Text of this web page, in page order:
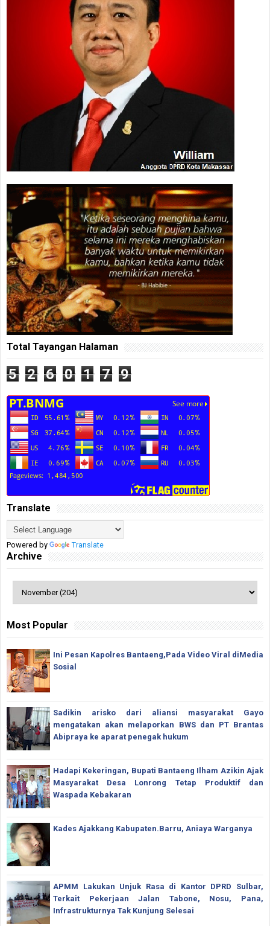
Total Tayangan Halaman
5 2 6 0 1 7 9
Translate
Powered by Translate
Archive
Most Popular
Ini Pesan Kapolres Bantaeng,Pada Video Viral diMedia
Sosial
Sadikin arisko dari aliansi masyarakat Gayo
mengatakan akan melaporkan BWS dan PT Brantas
Abipraya ke aparat penegak hukum
Hadapi Kekeringan, Bupati Bantaeng Ilham Azikin Ajak
Masyarakat Desa Lonrong Tetap Produktif dan
Waspada Kebakaran
Kades Ajakkang Kabupaten.Barru, Aniaya Warganya
APMM Lakukan Unjuk Rasa di Kantor DPRD Sulbar,
Terkait Pekerjaan Jalan Tabone, Nosu, Pana,
Infrastrukturnya Tak Kunjung Selesai